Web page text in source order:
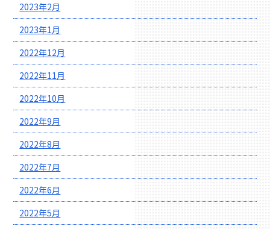
2023年2月
2023年1月
2022年12月
2022年11月
2022年10月
2022年9月
2022年8月
2022年7月
2022年6月
2022年5月